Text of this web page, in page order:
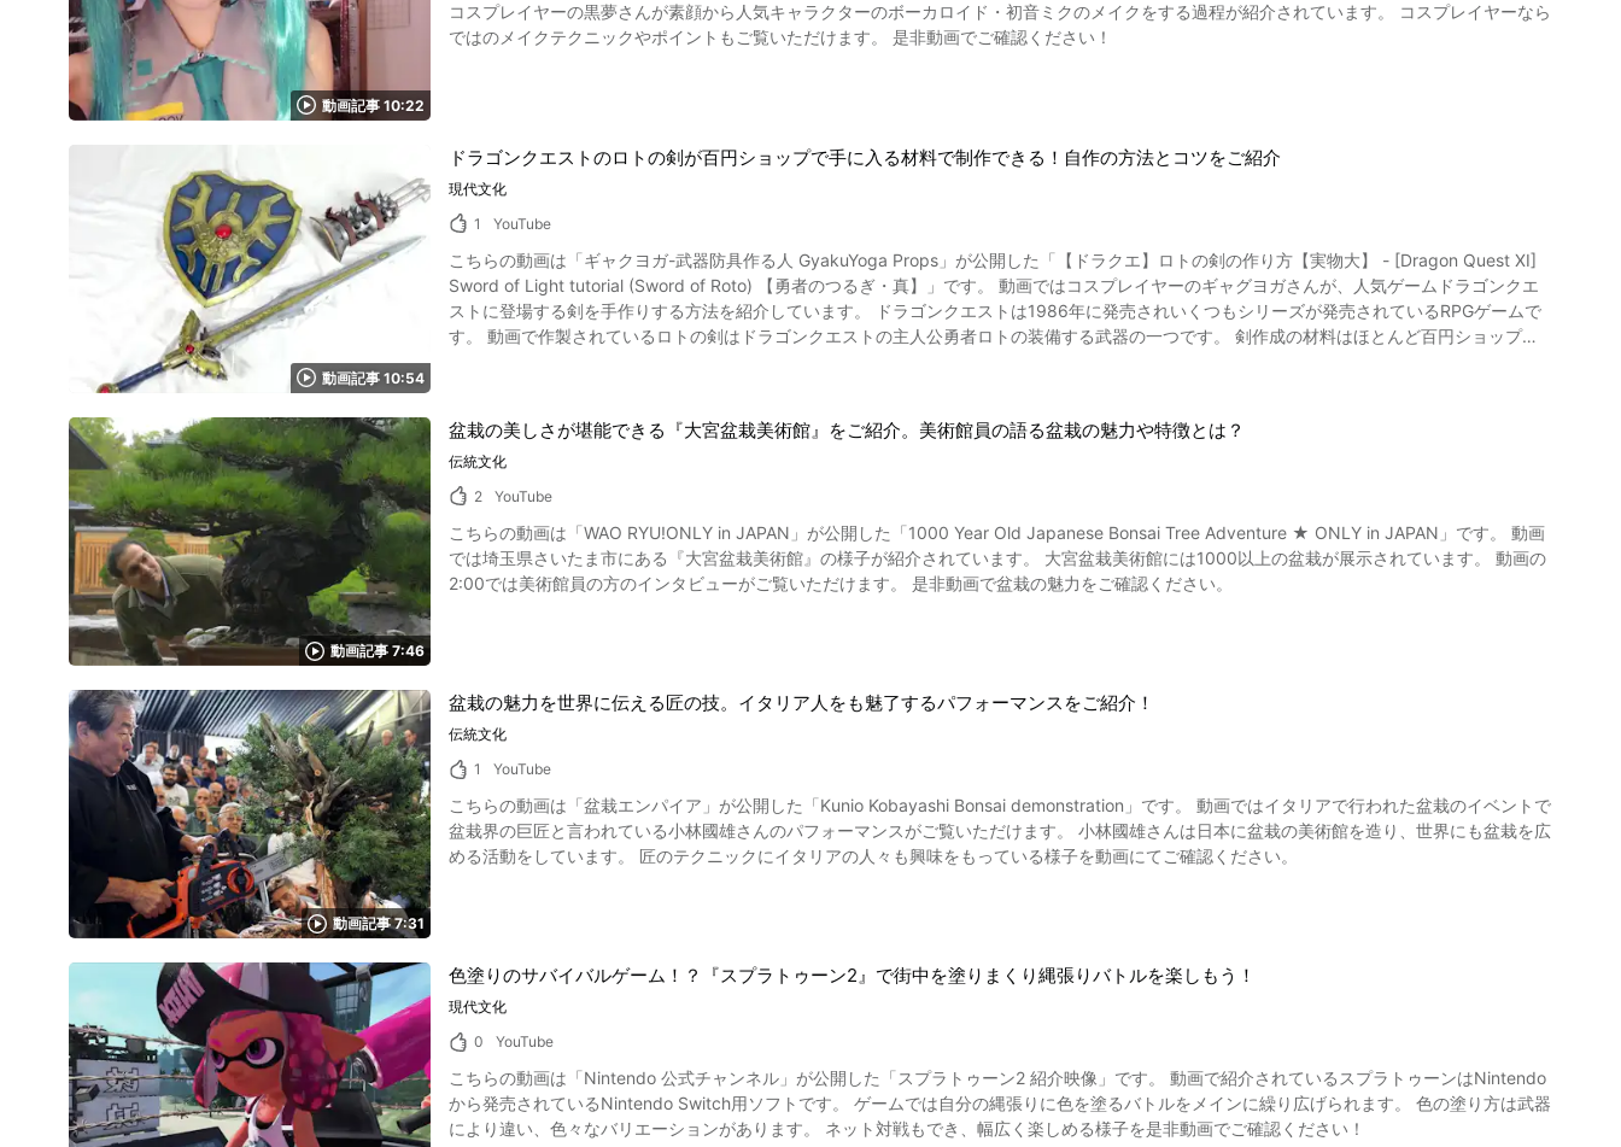
動画記事 10:22
コスプレイヤーの黒夢さんが素顔から人気キャラクターのボーカロイド・初音ミクのメイクをする過程が紹介されています。 コスプレイヤーなら
ではのメイクテクニックやポイントもご覧いただけます。 是非動画でご確認ください！
動画記事 10:54
ドラゴンクエストのロトの剣が百円ショップで手に入る材料で制作できる！自作の方法とコツをご紹介
現代文化
1
YouTube
こちらの動画は「ギャクヨガ-武器防具作る人 GyakuYoga Props」が公開した「【ドラクエ】ロトの剣の作り方【実物大】 - [Dragon Quest XI]
Sword of Light tutorial (Sword of Roto) 【勇者のつるぎ・真】」です。 動画ではコスプレイヤーのギャグヨガさんが、人気ゲームドラゴンクエ
ストに登場する剣を手作りする方法を紹介しています。 ドラゴンクエストは1986年に発売されいくつもシリーズが発売されているRPGゲームで
す。 動画で作製されているロトの剣はドラゴンクエストの主人公勇者ロトの装備する武器の一つです。 剣作成の材料はほとんど百円ショップで
動画記事 7:46
盆栽の美しさが堪能できる『大宮盆栽美術館』をご紹介。美術館員の語る盆栽の魅力や特徴とは？
伝統文化
2
YouTube
こちらの動画は「WAO RYU!ONLY in JAPAN」が公開した「1000 Year Old Japanese Bonsai Tree Adventure ★ ONLY in JAPAN」です。 動画
では埼玉県さいたま市にある『大宮盆栽美術館』の様子が紹介されています。 大宮盆栽美術館には1000以上の盆栽が展示されています。 動画の
2:00では美術館員の方のインタビューがご覧いただけます。 是非動画で盆栽の魅力をご確認ください。
動画記事 7:31
盆栽の魅力を世界に伝える匠の技。イタリア人をも魅了するパフォーマンスをご紹介！
伝統文化
1
YouTube
こちらの動画は「盆栽エンパイア」が公開した「Kunio Kobayashi Bonsai demonstration」です。 動画ではイタリアで行われた盆栽のイベントで
盆栽界の巨匠と言われている小林國雄さんのパフォーマンスがご覧いただけます。 小林國雄さんは日本に盆栽の美術館を造り、世界にも盆栽を広
める活動をしています。 匠のテクニックにイタリアの人々も興味をもっている様子を動画にてご確認ください。
色塗りのサバイバルゲーム！？『スプラトゥーン2』で街中を塗りまくり縄張りバトルを楽しもう！
現代文化
0
YouTube
こちらの動画は「Nintendo 公式チャンネル」が公開した「スプラトゥーン2 紹介映像」です。 動画で紹介されているスプラトゥーンはNintendo
から発売されているNintendo Switch用ソフトです。 ゲームでは自分の縄張りに色を塗るバトルをメインに繰り広げられます。 色の塗り方は武器
により違い、色々なバリエーションがあります。 ネット対戦もでき、幅広く楽しめる様子を是非動画でご確認ください！